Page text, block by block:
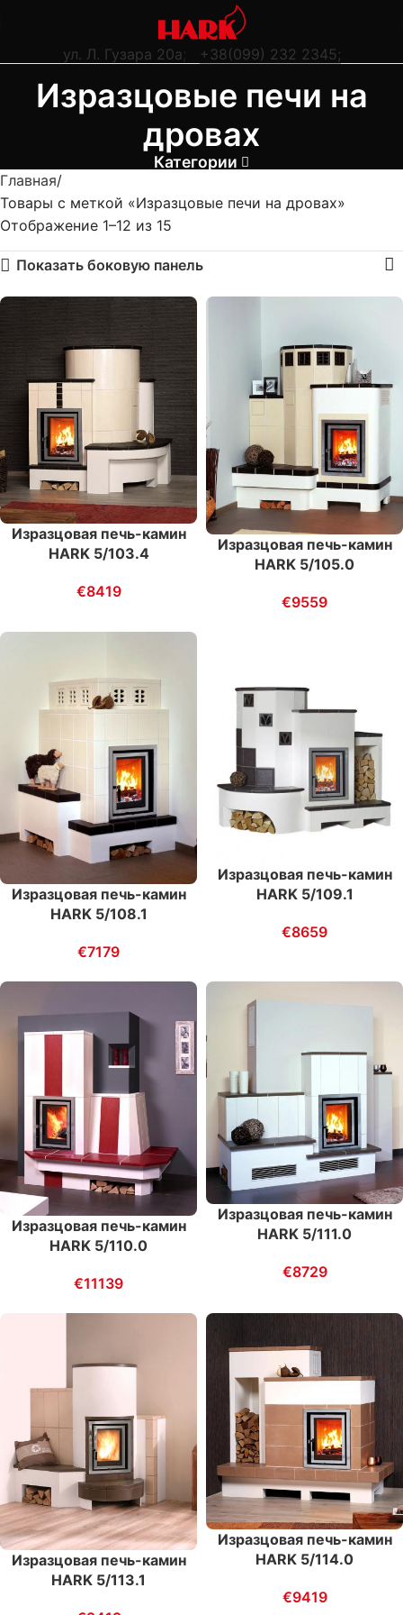
ул. Л. Гузара 20а; +38(099) 232 2345;
Изразцовые печи на
дровах
Категории
Главная
Товары с меткой «Изразцовые печи на дровах»
Отображение 1–12 из 15
Показать боковую панель
Изразцовая печь-камин
HARK 5/103.4
€8419
Изразцовая печь-камин
HARK 5/105.0
€9559
Изразцовая печь-камин
HARK 5/108.1
€7179
Изразцовая печь-камин
HARK 5/109.1
€8659
Изразцовая печь-камин
HARK 5/110.0
€11139
Изразцовая печь-камин
HARK 5/111.0
€8729
Изразцовая печь-камин
HARK 5/113.1
Изразцовая печь-камин
HARK 5/114.0
€9419